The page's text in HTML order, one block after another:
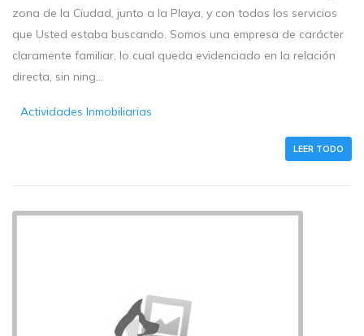
zona de la Ciudad, junto a la Playa, y con todos los servicios
que Usted estaba buscando. Somos una empresa de carácter
claramente familiar, lo cual queda evidenciado en la relación
directa, sin ning...
Actividades Inmobiliarias
LEER TODO